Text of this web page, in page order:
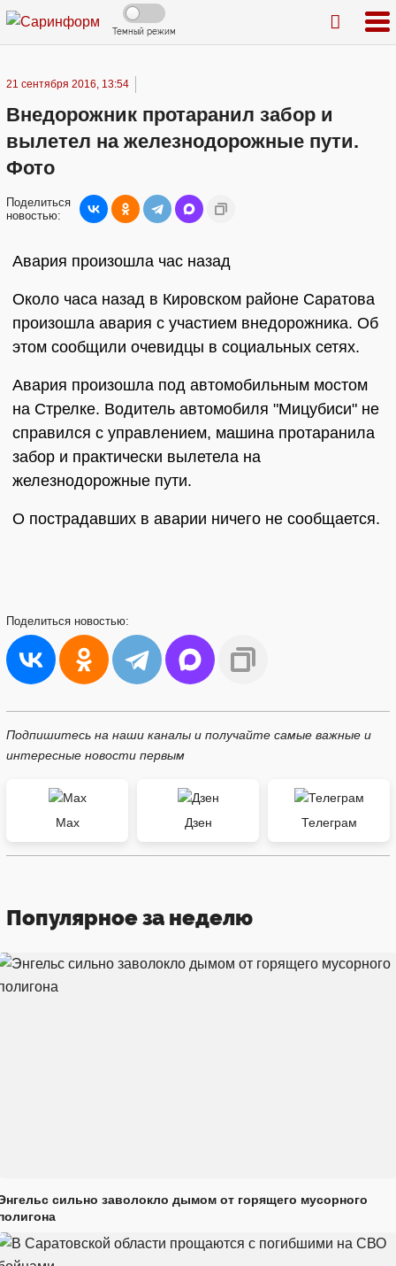
Темный режим
21 сентября 2016, 13:54
Внедорожник протаранил забор и
вылетел на железнодорожные пути.
Фото
Поделиться
новостью:
Авария произошла час назад
Около часа назад в Кировском районе Саратова
произошла авария с участием внедорожника. Об
этом сообщили очевидцы в социальных сетях.
Авария произошла под автомобильным мостом
на Стрелке. Водитель автомобиля "Мицубиси" не
справился с управлением, машина протаранила
забор и практически вылетела на
железнодорожные пути.
О пострадавших в аварии ничего не сообщается.
Поделиться новостью:
Подпишитесь на наши каналы и получайте самые важные и
интересные новости первым
Max Дзен Телеграм
Популярное за неделю
сильно заволокло дымом от горящего мусорного